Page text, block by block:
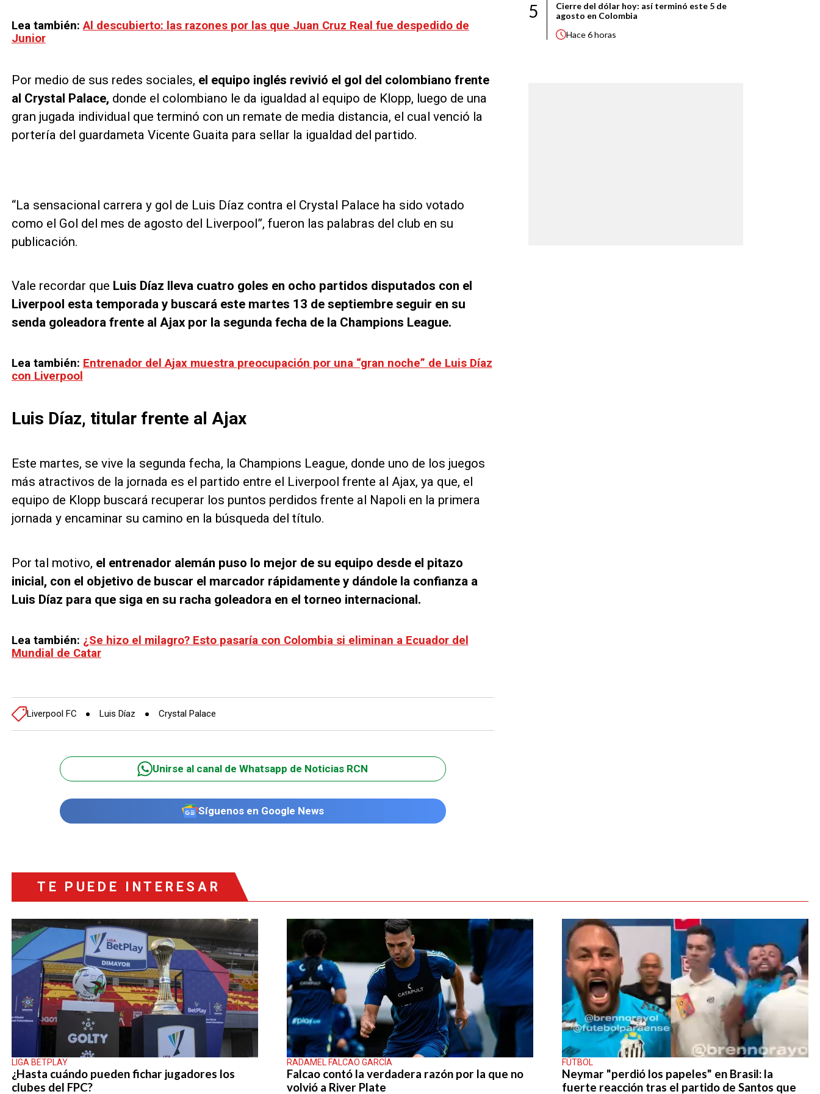
Lea también:Al descubierto: las razones por las que Juan Cruz Real fue despedido de
Junior
Por medio de sus redes sociales, el equipo inglés revivió el gol del colombiano frente
al Crystal Palace, donde el colombiano le da igualdad al equipo de Klopp, luego de una
gran jugada individual que terminó con un remate de media distancia, el cual venció la
portería del guardameta Vicente Guaita para sellar la igualdad del partido.
“La sensacional carrera y gol de Luis Díaz contra el Crystal Palace ha sido votado
como el Gol del mes de agosto del Liverpool”, fueron las palabras del club en su
publicación.
Vale recordar que Luis Díaz lleva cuatro goles en ocho partidos disputados con el
Liverpool esta temporada y buscará este martes 13 de septiembre seguir en su
senda goleadora frente al Ajax por la segunda fecha de la Champions League.
Lea también: Entrenador del Ajax muestra preocupación por una “gran noche” de Luis Díaz
con Liverpool
Luis Díaz, titular frente al Ajax
Este martes, se vive la segunda fecha, la Champions League, donde uno de los juegos
más atractivos de la jornada es el partido entre el Liverpool frente al Ajax, ya que, el
equipo de Klopp buscará recuperar los puntos perdidos frente al Napoli en la primera
jornada y encaminar su camino en la búsqueda del título.
Por tal motivo, el entrenador alemán puso lo mejor de su equipo desde el pitazo
inicial, con el objetivo de buscar el marcador rápidamente y dándole la confianza a
Luis Díaz para que siga en su racha goleadora en el torneo internacional.
Lea también: ¿Se hizo el milagro? Esto pasaría con Colombia si eliminan a Ecuador del
Mundial de Catar
Liverpool FC Luis Díaz Crystal Palace
Unirse al canal de Whatsapp de Noticias RCN
Síguenos en Google News
5
Cierre del dólar hoy: así terminó este 5 de
agosto en Colombia
Hace6 horas
TE PUEDE INTERESAR
LIGA BETPLAY
¿Hasta cuándo pueden fichar jugadores los
clubes del FPC?
RADAMEL FALCAO GARCÍA
Falcao contó la verdadera razón por la que no
volvió a River Plate
FÚTBOL
Neymar "perdió los papeles" en Brasil: la
fuerte reacción tras el partido de Santos que